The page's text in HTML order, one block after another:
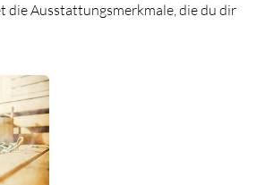
die Ausstattungsmerkmale, die du dir